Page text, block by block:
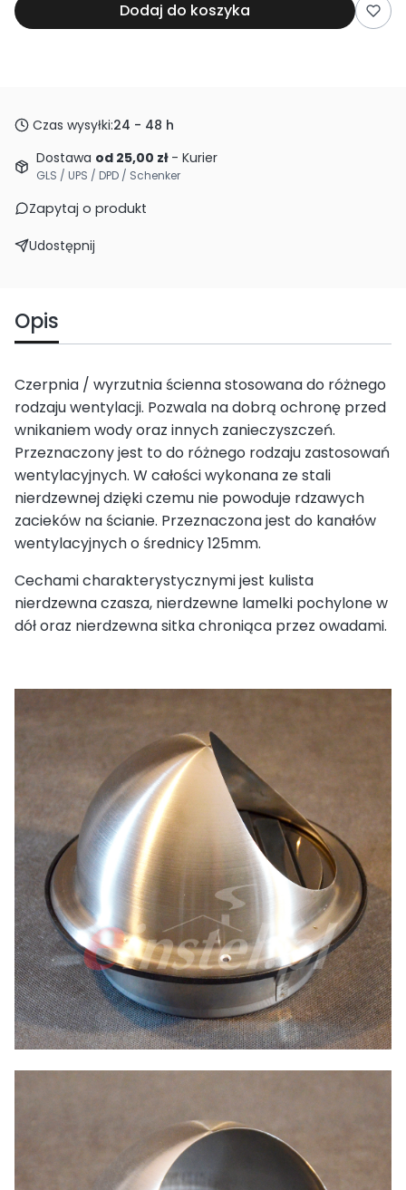
Dodaj do koszyka
Czas wysyłki:24 - 48 h
Dostawa od 25,00 zł - Kurier
GLS / UPS / DPD / Schenker
Zapytaj o produkt
Udostępnij
Opis
Czerpnia / wyrzutnia ścienna stosowana do różnego
rodzaju wentylacji. Pozwala na dobrą ochronę przed
wnikaniem wody oraz innych zanieczyszczeń.
Przeznaczony jest to do różnego rodzaju zastosowań
wentylacyjnych. W całości wykonana ze stali
nierdzewnej dzięki czemu nie powoduje rdzawych
zacieków na ścianie. Przeznaczona jest do kanałów
wentylacyjnych o średnicy 125mm.
Cechami charakterystycznymi jest kulista
nierdzewna czasza, nierdzewne lamelki pochylone w
dół oraz nierdzewna sitka chroniąca przez owadami.